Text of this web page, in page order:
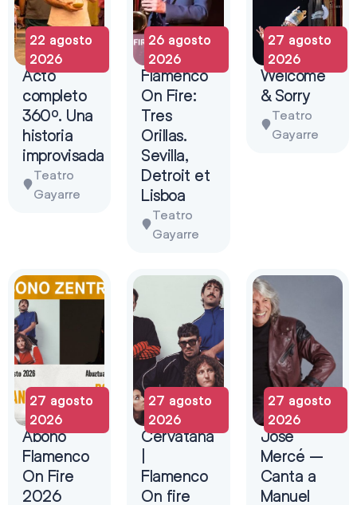
22 agosto
2026
Acto
completo
360º. Una
historia
improvisada
Teatro
Gayarre
26 agosto
2026
Flamenco
On Fire:
Tres
Orillas.
Sevilla,
Detroit et
Lisboa
Teatro
Gayarre
27 agosto
2026
Welcome
& Sorry
Teatro
Gayarre
27 agosto
2026
Abono
Flamenco
On Fire
2026
27 agosto
2026
Cervatana
Flamenco
On fire
27 agosto
2026
José
Mercé –
Canta a
Manuel